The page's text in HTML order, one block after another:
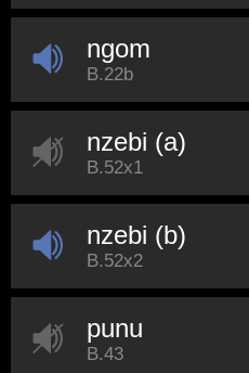
ngom
B.22b
nzebi (a)
B.52x1
nzebi (b)
B.52x2
punu
B.43